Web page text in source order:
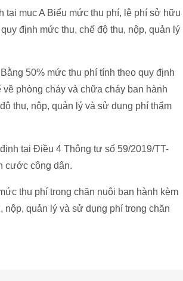
tại mục A Biểu mức thu phí, lệ phí sở hữu
định mức thu, chế độ thu, nộp, quản lý
50% mức thu phí tính theo quy định
phòng cháy và chữa cháy ban hành
thu, nộp, quản lý và sử dụng phí thẩm
tại Điều 4 Thông tư số 59/2019/TT-
cước công dân.
thu phí trong chăn nuôi ban hành kèm
quản lý và sử dụng phí trong chăn